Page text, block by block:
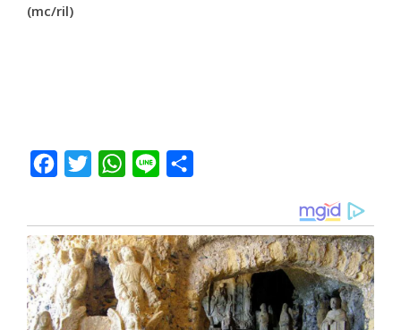
(mc/ril)
Facebook
Twitter WhatsApp
Line